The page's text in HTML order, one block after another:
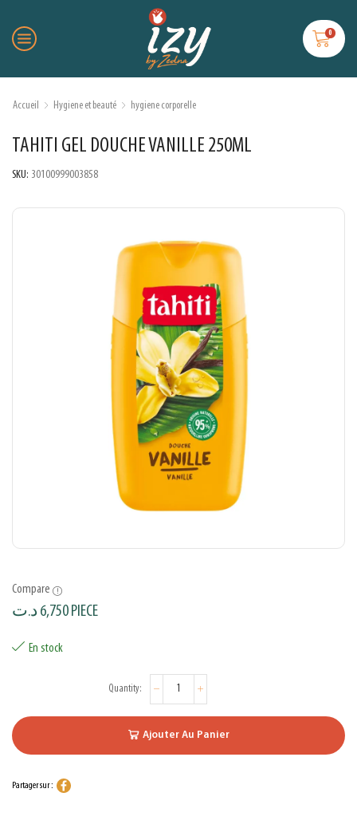
0
Accueil Hygiene et beauté hygiene corporelle
TAHITI GEL DOUCHE VANILLE 250ML
SKU: 30100999003858
Compare
6,750د.ت PIECE
En stock
Ajouter Au Panier
Partager sur :